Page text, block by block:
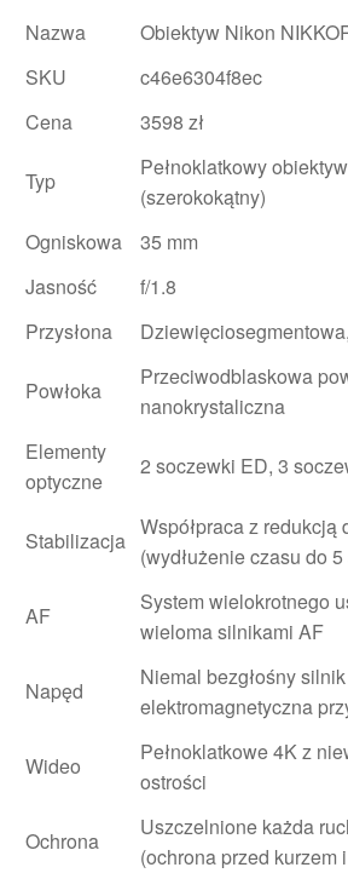
Nazwa
Obiektyw Nikon
SKU
c46e6304f8ec
Cena
3598 zł
Typ
Pełnoklatkowy
(szerokokątny)
Ogniskowa
35 mm
Jasność
f/1.8
Przysłona
Powłoka
Przeciwodblaskowa
nanokrystaliczna
Elementy
optyczne
2 soczewki ED, 3
Stabilizacja
Współpraca z redukcją
(wydłużenie czasu do
AF
System wielokrotnego
wieloma silnikami AF
Napęd
Niemal bezgłośny
elektromagnetyczna
Wideo
Pełnoklatkowe 4K z
ostrości
Ochrona
Uszczelnione każda
(ochrona przed kurzem